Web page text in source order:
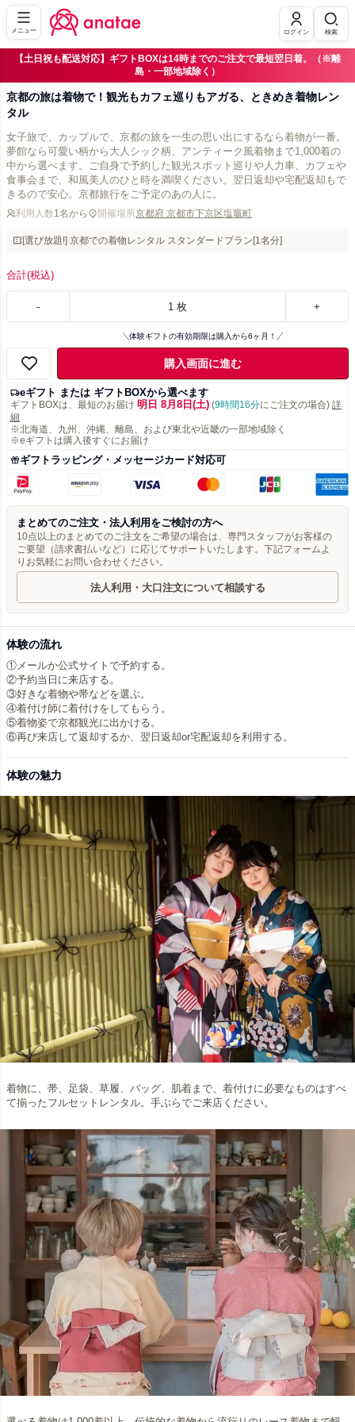
メニュー ログイン 検索
【土日祝も配送対応】ギフトBOXは14時までのご注文で最短翌日着。（※離
島・一部地域除く）
京都の旅は着物で！観光もカフェ巡りもアガる、ときめき着物レン
タル
女子旅で、カップルで、京都の旅を一生の思い出にするなら着物が一番。
夢館なら可愛い柄から大人シック柄、アンティーク風着物まで1,000着の
中から選べます。ご自身で予約した観光スポット巡りや人力車、カフェや
食事会まで、和風美人のひと時を満喫ください。翌日返却や宅配返却もで
きるので安心。京都旅行をご予定のあの人に。
利用人数1名から 開催場所京都府 京都市下京区塩竈町
[選び放題!] 京都での着物レンタル スタンダードプラン[1名分]
合計(税込)
- 1 枚 +
体験ギフトの有効期限は購入から6ヶ月！
購入画面に進む
eギフト または ギフトBOXから選べます
ギフトBOXは、最短のお届け 明日 8月8日(土) (9時間16分にご注文の場合) 詳
細
※北海道、九州、沖縄、離島、および東北や近畿の一部地域除く
※eギフトは購入後すぐにお届け
ギフトラッピング・メッセージカード対応可
まとめてのご注文・法人利用をご検討の方へ
10点以上のまとめてのご注文をご希望の場合は、専門スタッフがお客様の
ご要望（請求書払いなど）に応じてサポートいたします。下記フォームよ
りお気軽にお問い合わせください。
法人利用・大口注文について相談する
体験の流れ
①メールか公式サイトで予約する。
②予約当日に来店する。
③好きな着物や帯などを選ぶ。
④着付け師に着付けをしてもらう。
⑤着物姿で京都観光に出かける。
⑥再び来店して返却するか、翌日返却or宅配返却を利用する。
体験の魅力
着物に、帯、足袋、草履、バッグ、肌着まで、着付けに必要なものはすべ
て揃ったフルセットレンタル。手ぶらでご来店ください。